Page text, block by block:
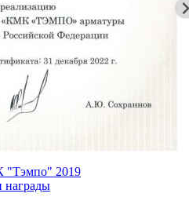
"Тэмпо" 2019
награды